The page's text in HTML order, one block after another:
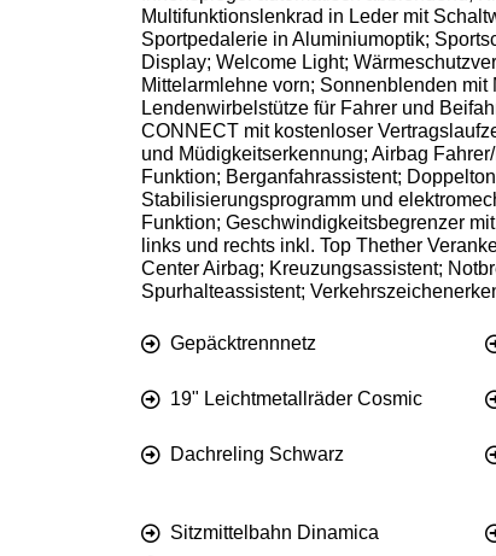
Multifunktionslenkrad in Leder mit
Sportpedalerie in Aluminiumoptik;
Display; Welcome Light;
Mittelarmlehne vorn; Sonnenblenden
Lendenwirbelstütze für Fahrer und
CONNECT mit kostenloser
und Müdigkeitserkennung; Airbag
Funktion; Berganfahrassistent;
Stabilisierungsprogramm und
Funktion; Geschwindigkeitsbegrenzer
links und rechts inkl. Top Thether
Center Airbag; Kreuzungsassistent;
Spurhalteassistent;
Gepäcktrennnetz
19" Leichtmetallräder Cosmic
Dachreling Schwarz
Sitzmittelbahn Dinamica